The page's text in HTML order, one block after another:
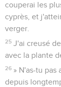
couperai les
cyprès, et
verger.
25 J'ai creusé
avec la plante
26 » N'as-tu pas
depuis